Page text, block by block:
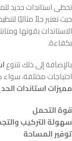
تحظى استاندات حديد
حيث تعتبر حلاً مثاليًا
الاستاندات بقوتها
بكفاءة.
بالإضافة إلى ذلك تتنوع
احتياجات مختلفة، سواء
مميزات استاندات
قوة التحمل
سهولة التركيب
توفير المساحة